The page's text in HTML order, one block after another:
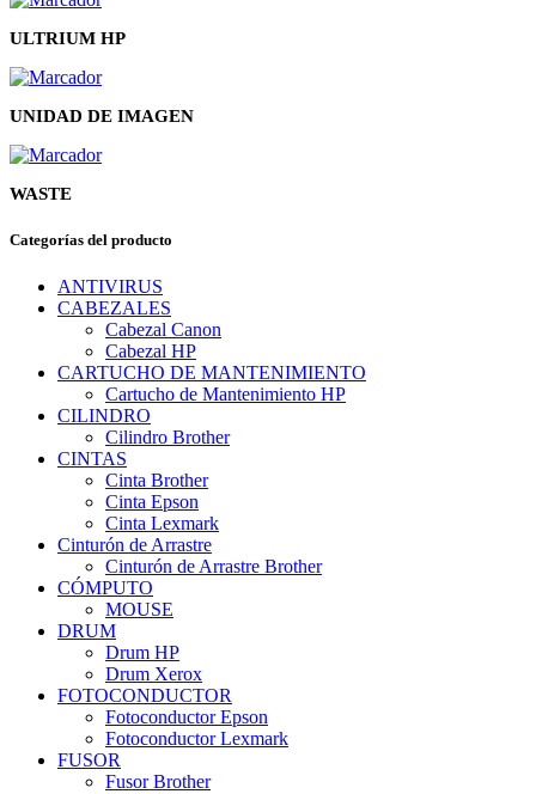
ULTRIUM HP
UNIDAD DE IMAGEN
WASTE
Categorías del producto
ANTIVIRUS
CABEZALES
Cabezal Canon
Cabezal HP
CARTUCHO DE MANTENIMIENTO
Cartucho de Mantenimiento HP
CILINDRO
Cilindro Brother
CINTAS
Cinta Brother
Cinta Epson
Cinta Lexmark
Cinturón de Arrastre
Cinturón de Arrastre Brother
CÓMPUTO
MOUSE
DRUM
Drum HP
Drum Xerox
FOTOCONDUCTOR
Fotoconductor Epson
Fotoconductor Lexmark
FUSOR
Fusor Brother